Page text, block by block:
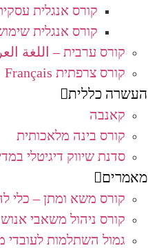
קורס אנגלית
קורס אנגלית
קורס ערבית – اللغة
קורס צרפתית Français
העשרה כללית
קאנבה
קורס בינה מלאכותית
סדנת שיווק דיגיטלי
מאמרים
קורס משא ומתן – כלי
קורס ניהול משאבי אנוש
גמול השתלמות לעובדי